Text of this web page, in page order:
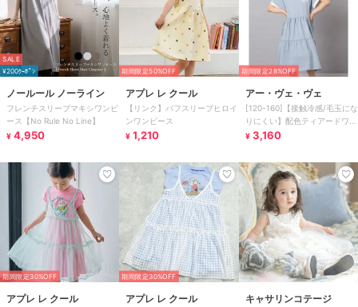
SALE
¥200ｸｰﾎﾟﾝ
ノールール ノーライン
フレンチスリーブマキシワンピ
ース【No Rule No Line】
¥ 4,950
期間限定50%OFF
アプレ レ クール
【リンク】パフスリーブヒロイ
ンワンピース
¥ 1,210
期間限定28%OFF
アー・ヴェ・ヴェ
[120-160]【接触冷感/毛玉にな
りにくい】配色ティアードワン
ピース
¥ 3,160
期間限定30%OFF
アプレ レ クール
期間限定30%OFF
アプレ レ クール キャサリンコテージ